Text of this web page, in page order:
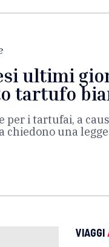
ultimi
tartufo
per i tartufai, a
chiedono una
VIAGGI